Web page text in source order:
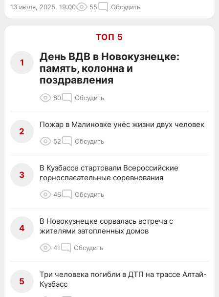
13 июля, 2025, 19:00 55 Обсудить
ТОП 5
1
День ВДВ в Новокузнецке:
память, колонна и
поздравления
80 Обсудить
2
Пожар в Малиновке унёс жизни двух человек
52 Обсудить
3
В Кузбассе стартовали Всероссийские
горноспасательные соревнования
46 Обсудить
4
В Новокузнецке сорвалась встреча с
жителями затопленных домов
41 Обсудить
5
Три человека погибли в ДТП на трассе Алтай-
Кузбасс